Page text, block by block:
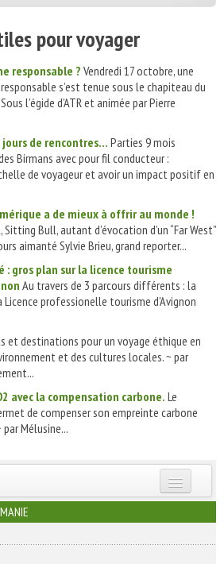
pour voyager
responsable ? Vendredi 17 octobre, une
s’est tenue sous le chapiteau du
l’égide d’ATR et animée par Pierre
jours de rencontres… Parties 9 mois
Birmans avec pour fil conducteur :
de voyageur et avoir un impact positif en
a de mieux à offrir au monde !
Bull, autant d’évocation d’un “Far West”
aimanté Sylvie Brieu, grand reporter...
: gros plan sur la licence tourisme
Au travers de 3 parcours différents : la
professionelle tourisme d'Avignon
et destinations pour un voyage éthique en
et des cultures locales. ~ par
avec la compensation carbone. Le
de compenser son empreinte carbone
Mélusine...
VOUS